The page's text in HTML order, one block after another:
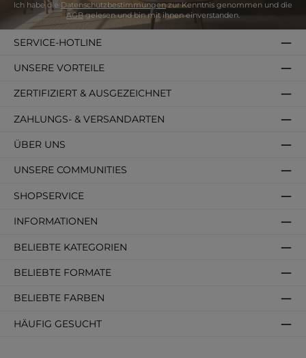
Ich habe die Datenschutzbestimmungenzur Kenntnis genommen und die
AGBgelesen und bin mit ihnen einverstanden.
SERVICE-HOTLINE
SHOPSERVICE
INFORMATIONEN
BELIEBTE KATEGORIEN
BELIEBTE FORMATE
BELIEBTE FARBEN
HÄUFIG GESUCHT
ZAHLUNGS- & VERSANDARTEN
ÜBER UNS
ZERTIFIZIERT & AUSGEZEICHNET
UNSERE VORTEILE
UNSERE COMMUNITIES